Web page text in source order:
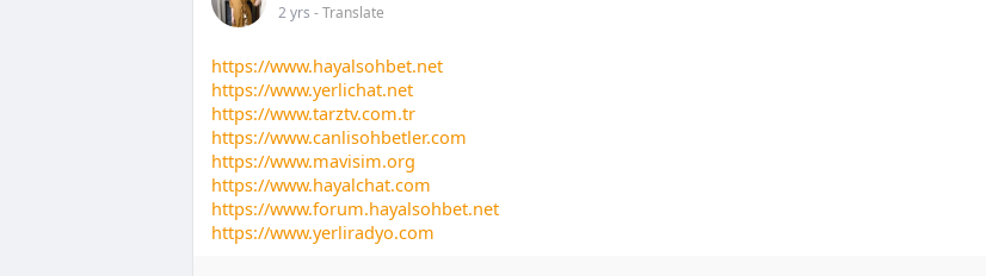
2 yrs - Translate
https://www.hayalsohbet.net
https://www.yerlichat.net
https://www.tarztv.com.tr
https://www.canlisohbetler.com
https://www.mavisim.org
https://www.hayalchat.com
https://www.forum.hayalsohbet.net
https://www.yerliradyo.com